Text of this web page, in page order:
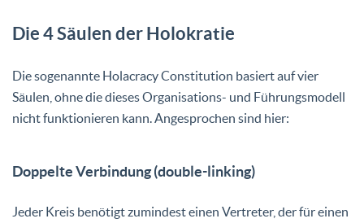
Die 4 Säulen der Holokratie
Die sogenannte Holacracy Constitution basiert auf vier
Säulen, ohne die dieses Organisations- und Führungsmodell
nicht funktionieren kann. Angesprochen sind hier:
Doppelte Verbindung (double-linking)
Jeder Kreis benötigt zumindest einen Vertreter, der für einen